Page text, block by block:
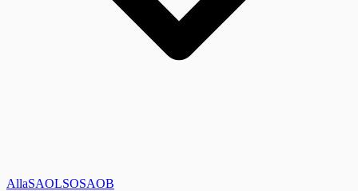
AllaSAOLSOSAOB